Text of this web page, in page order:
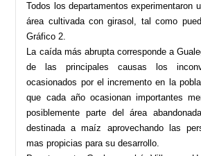
Todos los departamentos experimentaron
área cultivada con girasol, tal como
Gráfico 2.
La caída más abrupta corresponde a
de las principales causas los
ocasionados por el incremento en la
que cada año ocasionan importantes
posiblemente parte del área
destinada a maíz aprovechando las
mas propicias para su desarrollo.